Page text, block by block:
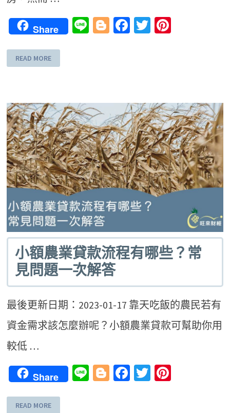
Share LineBlogger
Facebook
Twitter
READ MORE
小額農業貸款流程有哪些？常
見問題一次解答
最後更新日期：2023-01-17 靠天吃飯的農民若有
資金需求該怎麼辦呢？小額農業貸款可幫助你用
較低 …
Share LineBlogger
Facebook
Twitter
READ MORE